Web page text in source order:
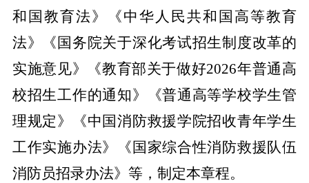
和国教育法》《中华人民共和国高等教育
法》《国务院关于深化考试招生制度改革的
实施意见》《教育部关于做好2026年普通高
校招生工作的通知》
《普通高等学校学生管
理规定》
《中国消防救援学院招收青年学生
工作实施办法》《国家综合性消防救援队伍
消防员招录办法》等，制定本章程。